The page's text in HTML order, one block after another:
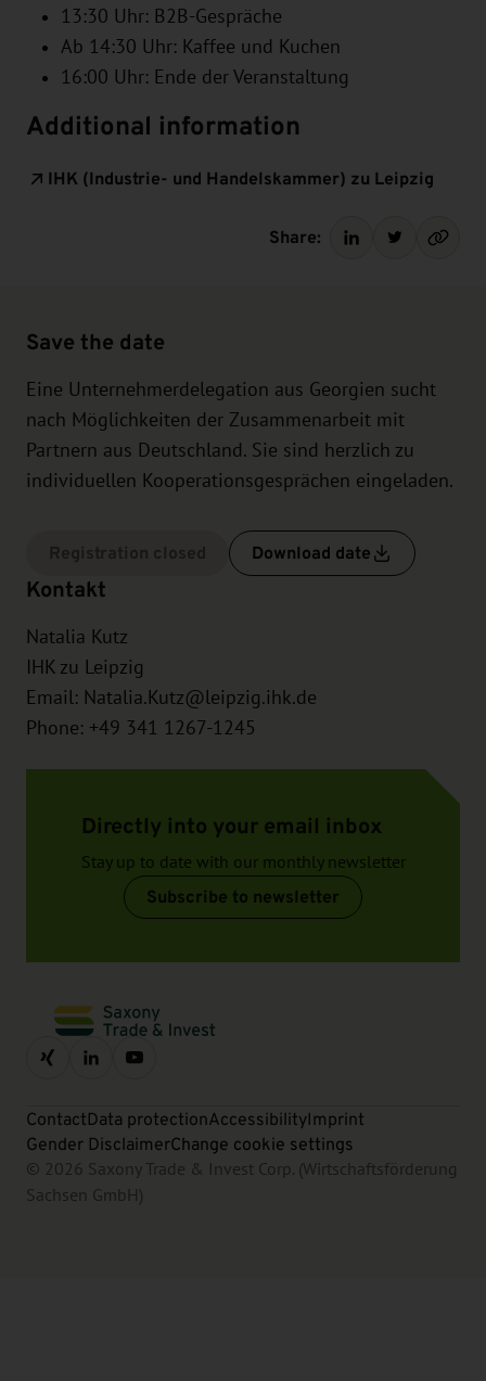
13:30 Uhr: B2B-Gespräche
Ab 14:30 Uhr: Kaffee und Kuchen
16:00 Uhr: Ende der Veranstaltung
Additional information
IHK (Industrie- und Handelskammer) zu Leipzig
Share:
Save the date
Eine Unternehmerdelegation aus Georgien sucht
nach Möglichkeiten der Zusammenarbeit mit
Partnern aus Deutschland. Sie sind herzlich zu
individuellen Kooperationsgesprächen eingeladen.
Download date
Kontakt
Natalia Kutz
IHK zu Leipzig
Email: Natalia.Kutz@leipzig.ihk.de
Phone: +49 341 1267-1245
Directly into your email inbox
Stay up to date with our monthly newsletter
Subscribe to newsletter
ContactData protectionAccessibilityImprint
Gender DisclaimerChange cookie settings
© 2026 Saxony Trade & Invest Corp. (Wirtschaftsförderung
Sachsen GmbH)